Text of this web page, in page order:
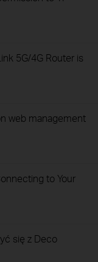
5G/4G Router is
web management
to Your
się z Deco